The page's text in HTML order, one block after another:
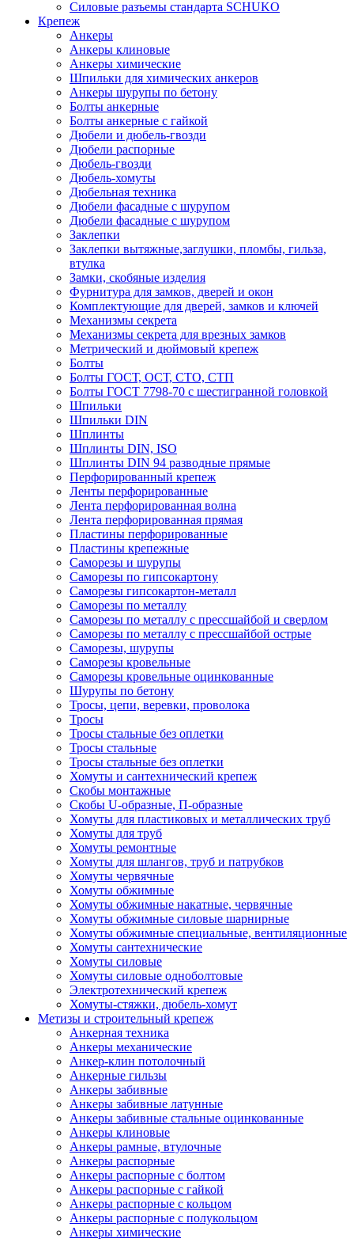
Силовые разъемы стандарта SCHUKO
Крепеж
Анкеры
Анкеры клиновые
Анкеры химические
Шпильки для химических анкеров
Анкеры шурупы по бетону
Болты анкерные
Болты анкерные с гайкой
Дюбели и дюбель-гвозди
Дюбели распорные
Дюбель-гвозди
Дюбель-хомуты
Дюбельная техника
Дюбели фасадные с шурупом
Дюбели фасадные с шурупом
Заклепки
Заклепки вытяжные,заглушки, пломбы, гильза,
втулка
Замки, скобяные изделия
Фурнитура для замков, дверей и окон
Комплектующие для дверей, замков и ключей
Механизмы секрета
Механизмы секрета для врезных замков
Метрический и дюймовый крепеж
Болты
Болты ГОСТ, ОСТ, СТО, СТП
Болты ГОСТ 7798-70 с шестигранной головкой
Шпильки
Шпильки DIN
Шплинты
Шплинты DIN, ISO
Шплинты DIN 94 разводные прямые
Перфорированный крепеж
Ленты перфорированные
Лента перфорированная волна
Лента перфорированная прямая
Пластины перфорированные
Пластины крепежные
Саморезы и шурупы
Саморезы по гипсокартону
Саморезы гипсокартон-металл
Саморезы по металлу
Саморезы по металлу с прессшайбой и сверлом
Саморезы по металлу с прессшайбой острые
Саморезы, шурупы
Саморезы кровельные
Саморезы кровельные оцинкованные
Шурупы по бетону
Тросы, цепи, веревки, проволока
Тросы
Тросы стальные без оплетки
Тросы стальные
Тросы стальные без оплетки
Хомуты и сантехнический крепеж
Скобы монтажные
Скобы U-образные, П-образные
Хомуты для пластиковых и металлических труб
Хомуты для труб
Хомуты ремонтные
Хомуты для шлангов, труб и патрубков
Хомуты червячные
Хомуты обжимные
Хомуты обжимные накатные, червячные
Хомуты обжимные силовые шарнирные
Хомуты обжимные специальные, вентиляционные
Хомуты сантехнические
Хомуты силовые
Хомуты силовые одноболтовые
Электротехнический крепеж
Хомуты-стяжки, дюбель-хомут
Метизы и строительный крепеж
Анкерная техника
Анкеры механические
Анкер-клин потолочный
Анкерные гильзы
Анкеры забивные
Анкеры забивные латунные
Анкеры забивные стальные оцинкованные
Анкеры клиновые
Анкеры рамные, втулочные
Анкеры распорные
Анкеры распорные с болтом
Анкеры распорные с гайкой
Анкеры распорные с кольцом
Анкеры распорные с полукольцом
Анкеры химические